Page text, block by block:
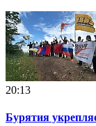
20:13
Бурятия